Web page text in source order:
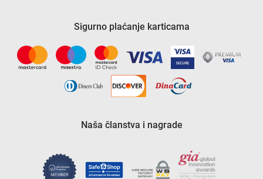
Sigurno plaćanje karticama
Naša članstva i nagrade